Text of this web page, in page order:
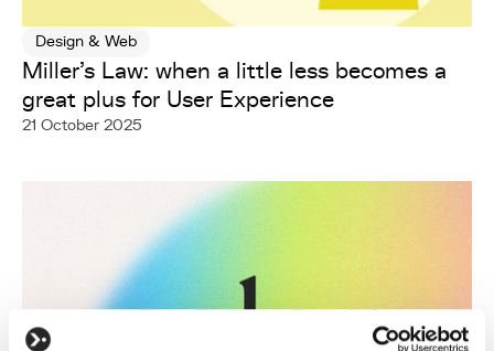
Design & Web
Miller's Law: when a little less becomes a
great plus for User Experience
21 October 2025